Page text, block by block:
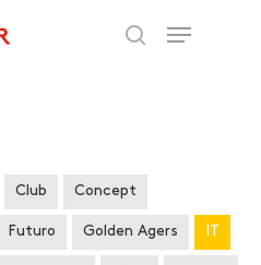
Club Concept
Futuro Golden Agers IT